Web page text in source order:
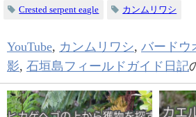
Crested serpent eagle カンムリワシ
YouTube, カンムリワシ, バードウ
影, 石垣島フィールドガイド日記